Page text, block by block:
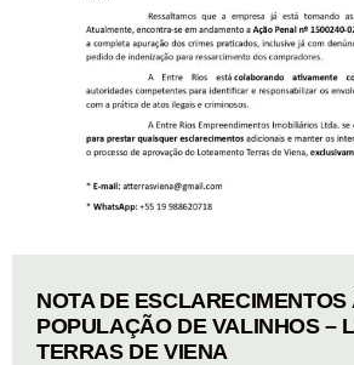
NOTA DE ESCLARECIMENTOS
POPULAÇÃO DE VALINHOS –
TERRAS DE VIENA